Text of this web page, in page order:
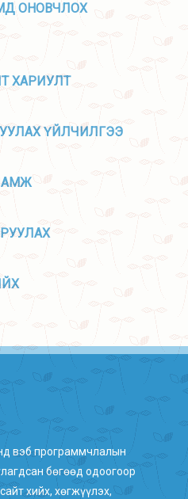
ОНОВЧЛОХ
ХАРИУЛТ
ҮЙЛЧИЛГЭЭ
вэб программчлалын
бөгөөд одоогоор
хийх, хөгжүүлэх,